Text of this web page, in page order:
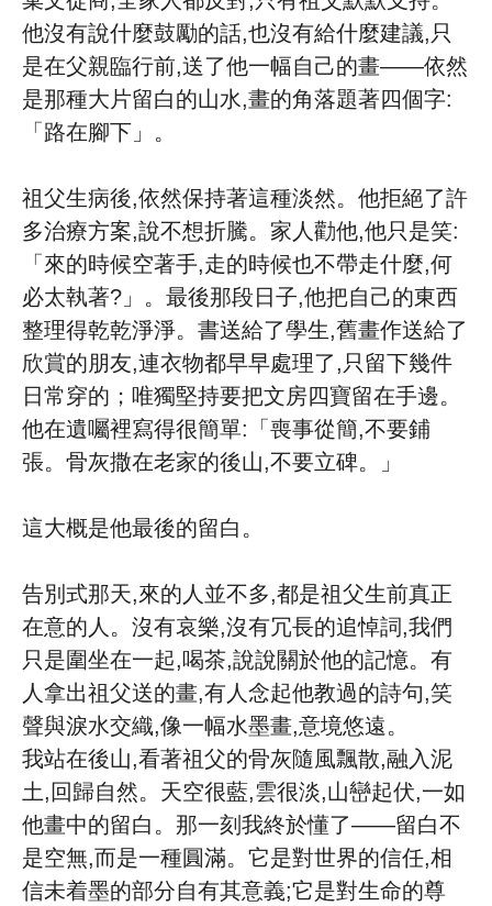
他沒有說什麼鼓勵的話,也沒有給什麼建議,只
是在父親臨行前,送了他一幅自己的畫——依然
是那種大片留白的山水,畫的角落題著四個字:
「路在腳下」。
祖父生病後,依然保持著這種淡然。他拒絕了許
多治療方案,說不想折騰。家人勸他,他只是笑:
「來的時候空著手,走的時候也不帶走什麼,何
必太執著?」。最後那段日子,他把自己的東西
整理得乾乾淨淨。書送給了學生,舊畫作送給了
欣賞的朋友,連衣物都早早處理了,只留下幾件
日常穿的；唯獨堅持要把文房四寶留在手邊。
他在遺囑裡寫得很簡單:「喪事從簡,不要鋪
張。骨灰撒在老家的後山,不要立碑。」
這大概是他最後的留白。
告別式那天,來的人並不多,都是祖父生前真正
在意的人。沒有哀樂,沒有冗長的追悼詞,我們
只是圍坐在一起,喝茶,說說關於他的記憶。有
人拿出祖父送的畫,有人念起他教過的詩句,笑
聲與淚水交織,像一幅水墨畫,意境悠遠。
我站在後山,看著祖父的骨灰隨風飄散,融入泥
土,回歸自然。天空很藍,雲很淡,山巒起伏,一如
他畫中的留白。那一刻我終於懂了——留白不
是空無,而是一種圓滿。它是對世界的信任,相
信未着墨的部分自有其意義;它是對生命的尊